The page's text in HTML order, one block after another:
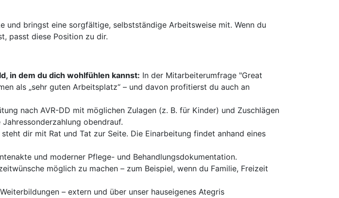
und bringst eine sorgfältige, selbstständige Arbeitsweise mit. Wenn du
passt diese Position zu dir.
in dem du dich wohlfühlen kannst: In der Mitarbeiterumfrage "Great
als „sehr guten Arbeitsplatz“ – und davon profitierst du auch an
nach AVR-DD mit möglichen Zulagen (z. B. für Kinder) und Zuschlägen
obendrauf.
dir mit Rat und Tat zur Seite. Die Einarbeitung findet anhand eines
und moderner Pflege- und Behandlungsdokumentation.
möglich zu machen – zum Beispiel, wenn du Familie, Freizeit
– extern und über unser hauseigenes Ategris